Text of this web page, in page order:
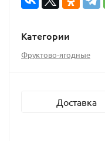
Категории
Фруктово-ягодные
Доставка